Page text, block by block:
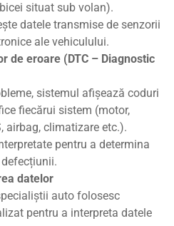
situat sub volan).
datele transmise de senzorii
ale vehiculului.
de eroare (DTC – Diagnostic
sistemul afișează coduri
fiecărui sistem (motor,
airbag, climatizare etc.).
pentru a determina
datelor
auto folosesc
pentru a interpreta datele